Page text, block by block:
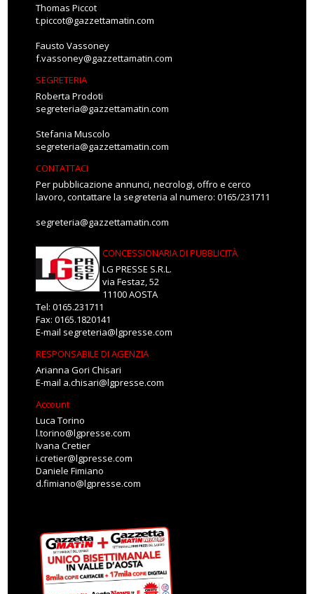
Thomas Piccot
t.piccot@gazzettamatin.com
Fausto Vassoney
f.vassoney@gazzettamatin.com
SEGRETERIA
Roberta Prodoti
segreteria@gazzettamatin.com
Stefania Muscolo
segreteria@gazzettamatin.com
CONTATTACI
Per pubblicazione annunci, necrologi, offro e cerco
lavoro, contattare la segreteria al numero: 0165/231711
segreteria@gazzettamatin.com
CONCESSIONARIA DI PUBBLICITÀ
LG PRESSE S.R.L.
via Festaz, 52
11100 AOSTA
Tel: 0165.231711
Fax: 0165.1820141
E-mail segreteria@lgpresse.com
RESPONSABILE DI AGENZIA
Arianna Gori Chisari
E-mail a.chisari@lgpresse.com
Account
Luca Torino
l.torino@lgpresse.com
Ivana Cretier
i.cretier@lgpresse.com
Daniele Fimiano
d.fimiano@lgpresse.com